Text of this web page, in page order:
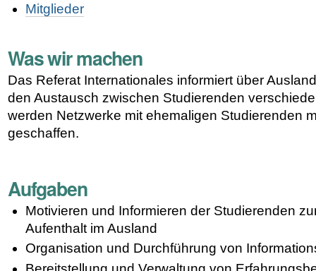
Mitglieder
Was wir machen
Das Referat Internationales informiert über
den Austausch zwischen Studierenden
werden Netzwerke mit ehemaligen Studierenden
geschaffen.
Aufgaben
Motivieren und Informieren der Studierenden
Aufenthalt im Ausland
Organisation und Durchführung von